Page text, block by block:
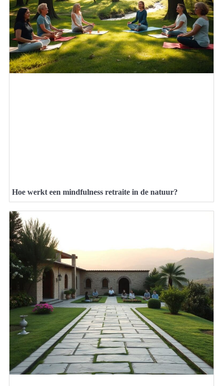
Hoe werkt een mindfulness retraite in de natuur?